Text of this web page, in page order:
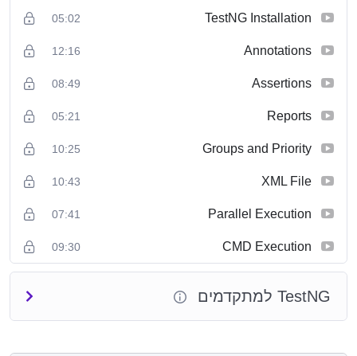
TestNG Installation
05:02
Annotations
12:16
Assertions
08:49
Reports
05:21
Groups and Priority
10:25
XML File
10:43
Parallel Execution
07:41
CMD Execution
09:30
TestNG למתקדמים